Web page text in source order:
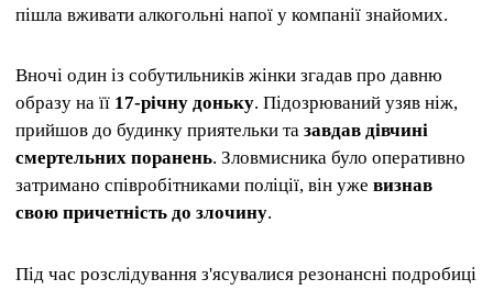
пішла вживати алкогольні напої у компанії знайомих.
Вночі один із собутильників жінки згадав про давню
образу на її 17-річну доньку. Підозрюваний узяв ніж,
прийшов до будинку приятельки та завдав дівчині
смертельних поранень. Зловмисника було оперативно
затримано співробітниками поліції, він уже визнав
свою причетність до злочину.
Під час розслідування з'ясувалися резонансні подробиці